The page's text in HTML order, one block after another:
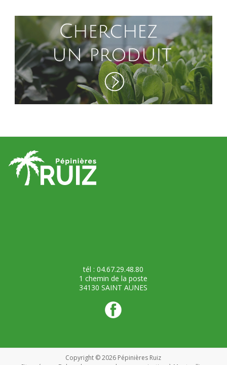
tél : 04.67.29.48.80
1 chemin de la poste
34130 SAINT AUNES
Copyright © 2026 Pépinières Ruiz